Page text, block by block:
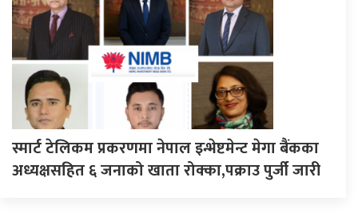
स्मार्ट टेलिकम प्रकरणमा नेपाल इन्भेष्टमेन्ट मेगा बैंकका
अध्यक्षसहित ६ जनाको खाता रोक्का,पक्राउ पुर्जी जारी